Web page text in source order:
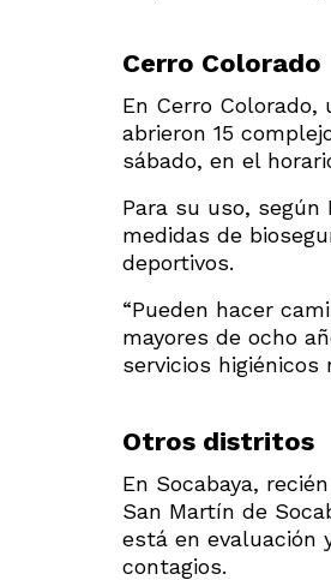
Cerro Colorado
En Cerro
abrieron 15
sábado, en el
Para su uso,
medidas de
deportivos.
“Pueden hacer
mayores de ocho
servicios
Otros distritos
En Socabaya,
San Martín de
está en evaluación
contagios.